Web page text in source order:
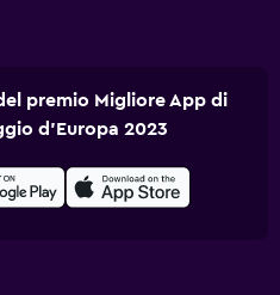
premio Migliore App di
d'Europa 2023